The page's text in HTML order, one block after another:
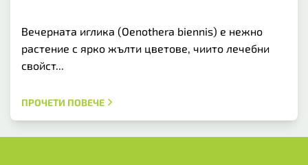
Вечерната иглика (Oenothera biennis) е нежно
растение с ярко жълти цветове, чиито лечебни
свойст...
ПРОЧЕТИ ПОВЕЧЕ